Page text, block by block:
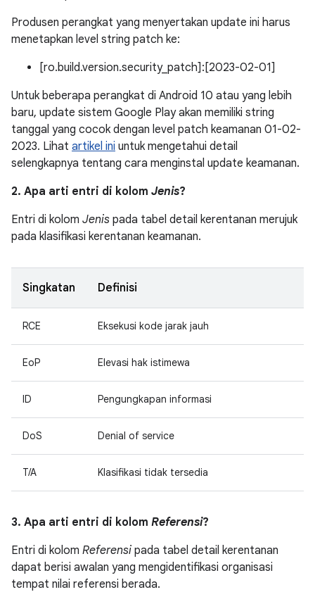
Produsen perangkat yang menyertakan update ini harus
menetapkan level string patch ke:
[ro.build.version.security_patch]:[2023-02-01]
Untuk beberapa perangkat di Android 10 atau yang lebih
baru, update sistem Google Play akan memiliki string
tanggal yang cocok dengan level patch keamanan 01-02-
2023. Lihat artikel ini untuk mengetahui detail
selengkapnya tentang cara menginstal update keamanan.
2. Apa arti entri di kolom Jenis?
Entri di kolom Jenis pada tabel detail kerentanan merujuk
pada klasifikasi kerentanan keamanan.
Singkatan Definisi
RCE Eksekusi kode jarak jauh
EoP Elevasi hak istimewa
ID Pengungkapan informasi
DoS Denial of service
T/A Klasifikasi tidak tersedia
3. Apa arti entri di kolom Referensi?
Entri di kolom Referensi pada tabel detail kerentanan
dapat berisi awalan yang mengidentifikasi organisasi
tempat nilai referensi berada.